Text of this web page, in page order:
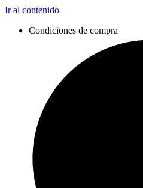
Ir al contenido
Condiciones de compra